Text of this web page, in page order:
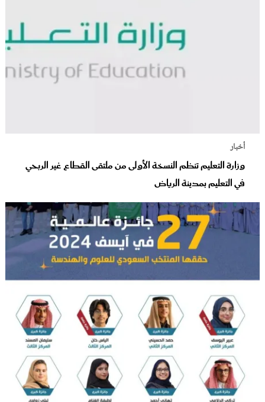
أخبار
وزارة التعليم تنظم النسخة الأولى من ملتقى القطاع غير الربحي
في التعليم بمدينة الرياض